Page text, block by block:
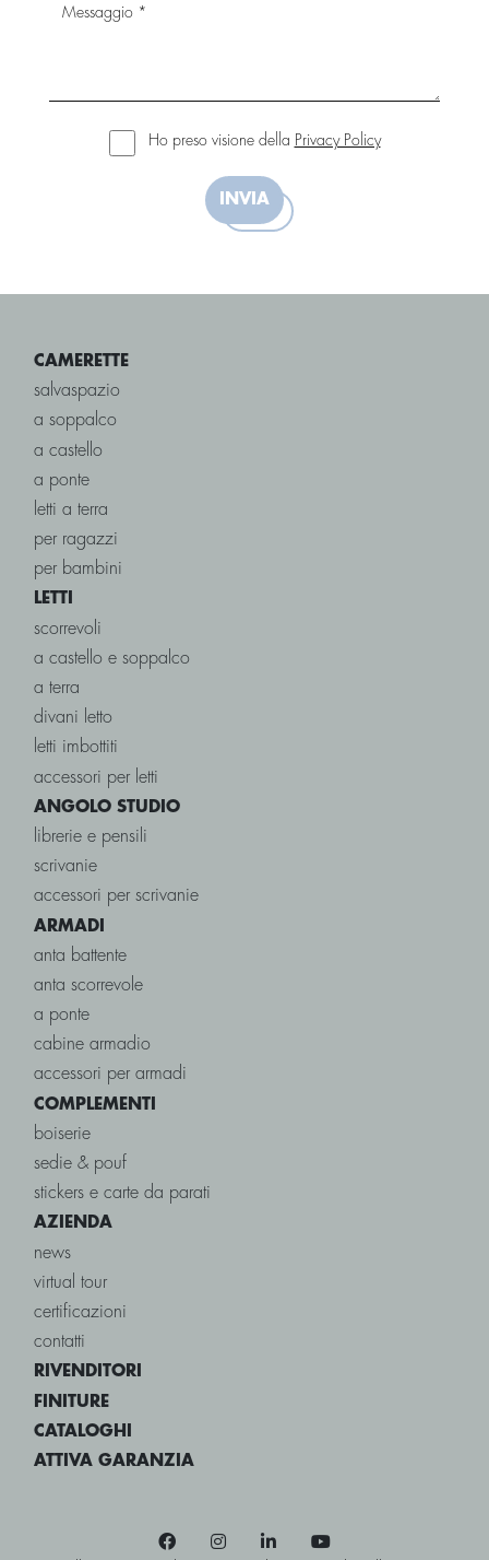
Ho preso visione della Privacy Policy
INVIA
CAMERETTE
salvaspazio
a soppalco
a castello
a ponte
letti a terra
per ragazzi
per bambini
LETTI
scorrevoli
a castello e soppalco
a terra
divani letto
letti imbottiti
accessori per letti
ANGOLO STUDIO
librerie e pensili
scrivanie
accessori per scrivanie
ARMADI
anta battente
anta scorrevole
a ponte
cabine armadio
accessori per armadi
COMPLEMENTI
boiserie
sedie & pouf
stickers e carte da parati
AZIENDA
news
virtual tour
certificazioni
contatti
RIVENDITORI
FINITURE
CATALOGHI
ATTIVA GARANZIA